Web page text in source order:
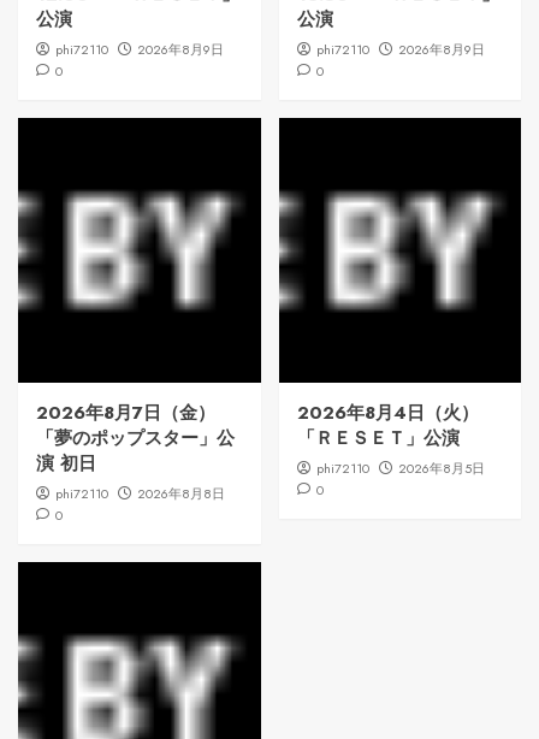
公演
phi72110
2026年8月9日
0
公演
phi72110
2026年8月9日
0
2026年8月7日（金）
「夢のポップスター」公
演 初日
phi72110
2026年8月8日
0
2026年8月4日（火）
「ＲＥＳＥＴ」公演
phi72110
2026年8月5日
0